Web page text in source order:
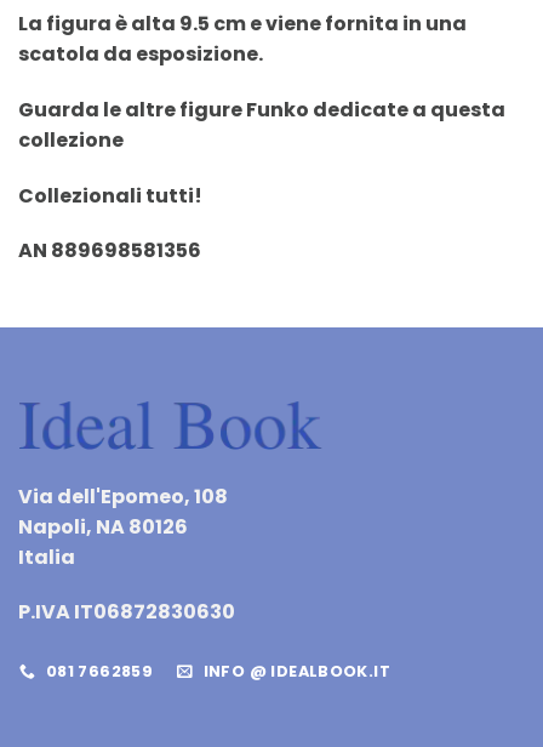
La figura è alta 9.5 cm e viene fornita in una
scatola da esposizione.
Guarda le altre figure Funko dedicate a questa
collezione
Collezionali tutti!
AN 889698581356
Via dell'Epomeo, 108
Napoli, NA 80126
Italia
P.IVA IT06872830630
081 7662859 INFO @ IDEALBOOK.IT